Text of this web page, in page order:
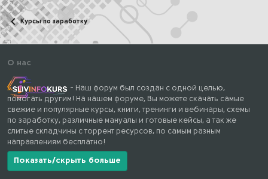
Курсы по заработку
О нас
- Наш форум был создан с одной целью,
помогать другим! На нашем форуме, Вы можете скачать самые
свежие и популярные курсы, книги, тренинги и вебинары, схемы
по заработку, различные мануалы и готовые кейсы, а так же
слитые складчины с торрент ресурсов, по самым разным
направлениям бесплатно!
Показать/скрыть больше